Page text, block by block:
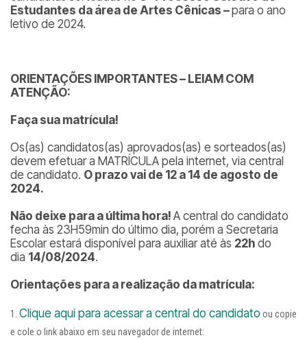
Estudantes da área de Artes Cênicas –para o ano
letivo de 2024.
ORIENTAÇÕES IMPORTANTES – LEIAM COM
ATENÇÃO:
Faça sua matrícula!
Os(as) candidatos(as) aprovados(as) e sorteados(as)
devem efetuar a MATRÍCULA pela internet, via central
de candidato. O prazo vai de 12 a 14 de agosto de
2024.
Não deixe para a última hora! A central do candidato
fecha às 23H59min do último dia, porém a Secretaria
Escolar estará disponível para auxiliar até às 22h do
dia 14/08/2024.
Orientações para a realização da matrícula:
Clique aqui para acessar a central do candidato ou copie
e cole o link abaixo em seu navegador de internet: